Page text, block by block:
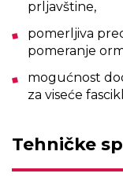
prljavštine,
pomerljiva
pomeranje
mogućnost
za viseće
Tehničke